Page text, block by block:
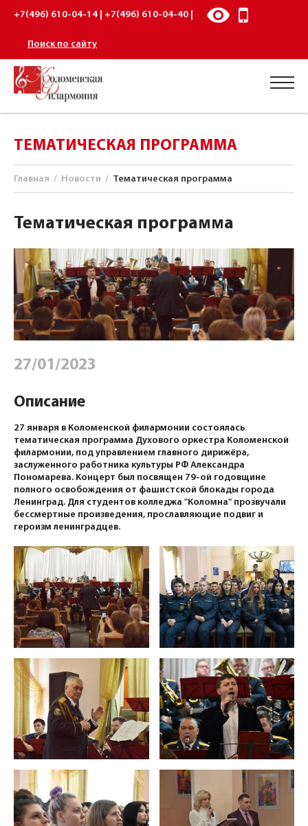
+7(496) 610-04-14 | +7(496) 610-04-40 |
Поиск по сайту
ТЕМАТИЧЕСКАЯ ПРОГРАММА
Главная / Новости / Тематическая программа
Тематическая программа
27/01/2023
Описание
27 января в Коломенской филармонии состоялась
тематическая программа Духового оркестра Коломенской
филармонии, под управлением главного дирижёра,
заслуженного работника культуры РФ Александра
Пономарева. Концерт был посвящен 79-ой годовщине
полного освобождения от фашистской блокады города
Ленинград. Для студентов колледжа "Коломна" прозвучали
бессмертные произведения, прославляющие подвиг и
героизм ленинградцев.